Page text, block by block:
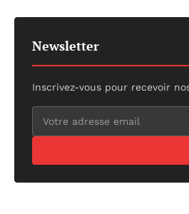
Newsletter
Inscrivez-vous pour recevoir